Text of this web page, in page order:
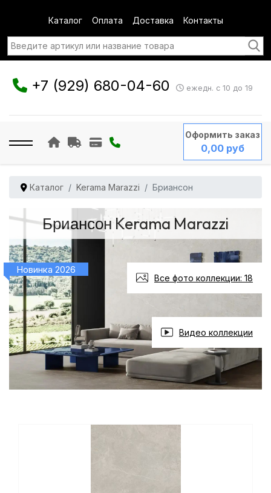
Каталог Оплата Доставка Контакты
+7 (929) 680-04-60 ежедн. с 10 до 19
Оформить заказ
0,00 руб
Каталог Kerama Marazzi Бриансон
Новинка 2026
Бриансон Kerama Marazzi
Все фото коллекции: 18
Видео коллекции